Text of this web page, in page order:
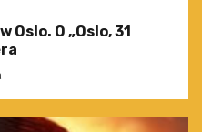
O „Oslo, 31